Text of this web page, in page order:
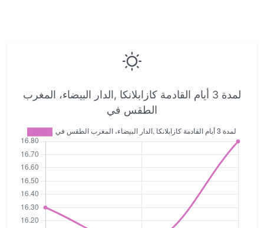
لمدة 3 أيام القادمة كازابلانكا ,الدار البيضاء، المغرب
الطقس في